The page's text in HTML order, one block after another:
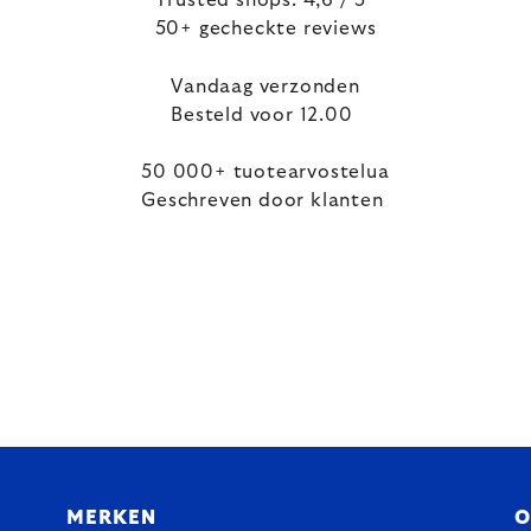
50+ gecheckte reviews
Vandaag verzonden
Besteld voor 12.00
50 000+ tuotearvostelua
Geschreven door klanten
MERKEN